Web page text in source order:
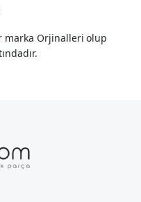
marka Orjinalleri olup